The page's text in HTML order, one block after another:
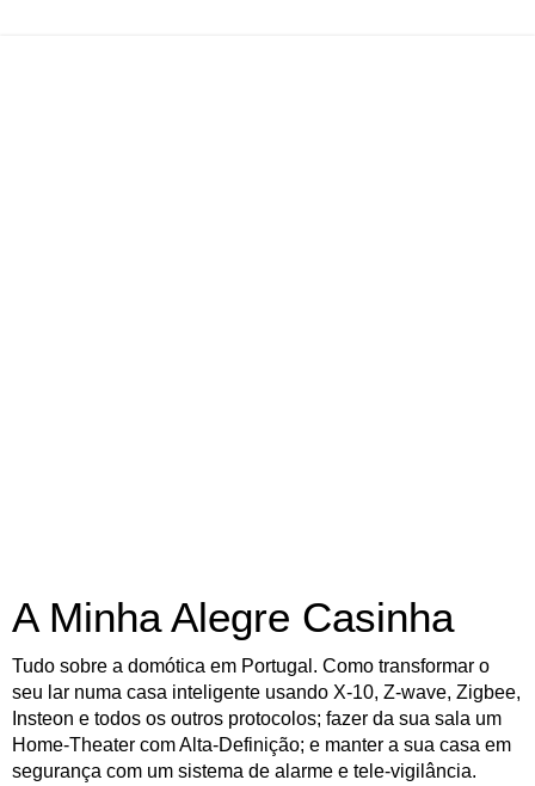
A Minha Alegre Casinha
Tudo sobre a domótica em Portugal. Como transformar o
seu lar numa casa inteligente usando X-10, Z-wave, Zigbee,
Insteon e todos os outros protocolos; fazer da sua sala um
Home-Theater com Alta-Definição; e manter a sua casa em
segurança com um sistema de alarme e tele-vigilância.